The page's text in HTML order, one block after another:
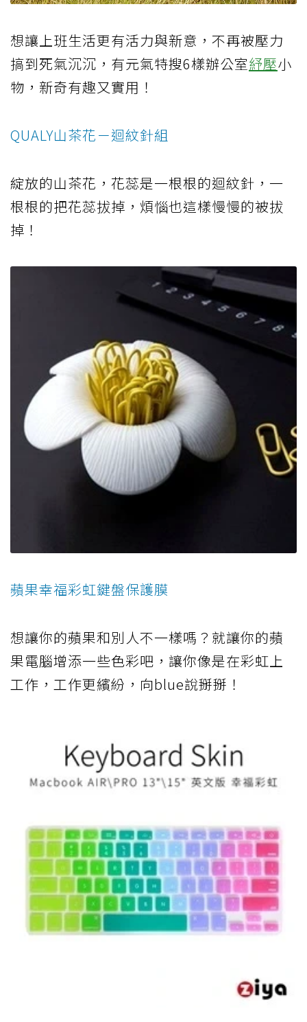
想讓上班生活更有活力與新意，不再被壓力
搞到死氣沉沉，有元氣特搜6樣辦公室紓壓小
物，新奇有趣又實用！
QUALY山茶花－迴紋針組
綻放的山茶花，花蕊是一根根的迴紋針，一
根根的把花蕊拔掉，煩惱也這樣慢慢的被拔
掉！
蘋果幸福彩虹鍵盤保護膜
想讓你的蘋果和別人不一樣嗎？就讓你的蘋
果電腦增添一些色彩吧，讓你像是在彩虹上
工作，工作更繽紛，向blue說掰掰！